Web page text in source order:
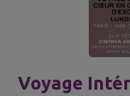
Voyage